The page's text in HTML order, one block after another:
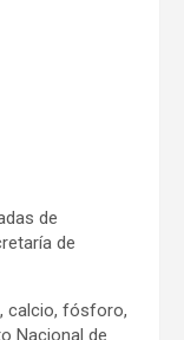
de
de
calcio, fósforo,
Nacional de